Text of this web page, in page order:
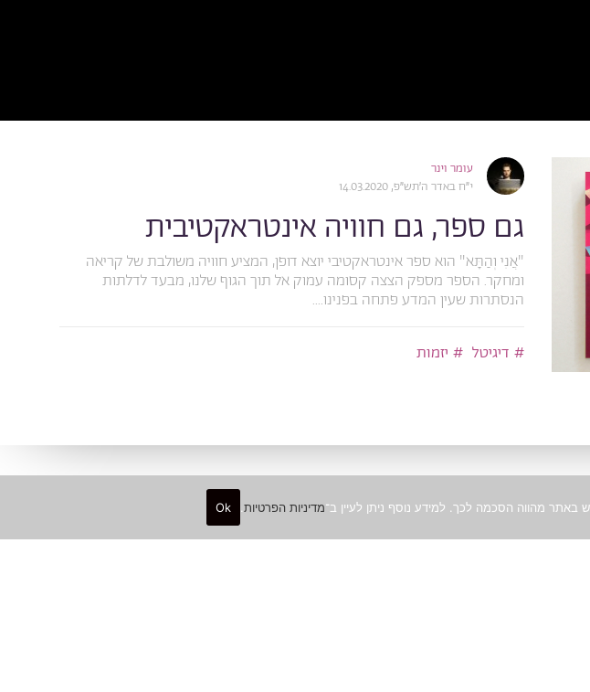
עומר וינר
י״ח באדר ה׳תש״פ, 14.03.2020
גם ספר, גם חוויה אינטראקטיבית
"אֲנִי וְהַתָּא" הוא ספר אינטראקטיבי יוצא דופן, המציע חוויה משולבת של קריאה
ומחקר. הספר מספק הצצה קסומה עמוק אל תוך הגוף שלנו, מבעד לדלתות
הנסתרות שעין המדע פתחה בפנינו....
דיגיטל יזמות
מדיניות הפרטיות.
Ok